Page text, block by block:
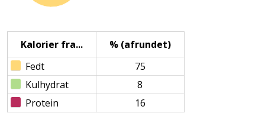
Kalorier fra...
% (afrundet)
Fedt
75
Kulhydrat
8
Protein
16